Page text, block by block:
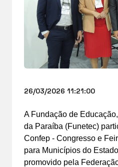
26/03/2026 11:21:00
A Fundação de
da Paraíba (Funetec)
Confep - Congresso e
para Municípios do
promovido pela